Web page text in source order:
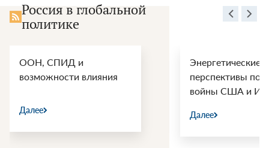
Россия в глобальной
политике
ООН, СПИД и
возможности влияния
Далее
Энергетические
перспективы
войны США и
Далее